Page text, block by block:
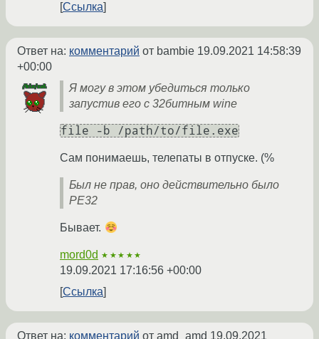
Ссылка
Ответ на: комментарий от bambie 19.09.2021 14:58:39
+00:00
Я могу в этом убедиться только
запустив его с 32битным wine
file -b /path/to/file.exe
Сам понимаешь, телепаты в отпуске. (%
Был не прав, оно действительно было
PE32
Бывает.
mord0d ★★★★★
19.09.2021 17:16:56 +00:00
Ссылка
Ответ на: комментарий от amd_amd 19.09.2021